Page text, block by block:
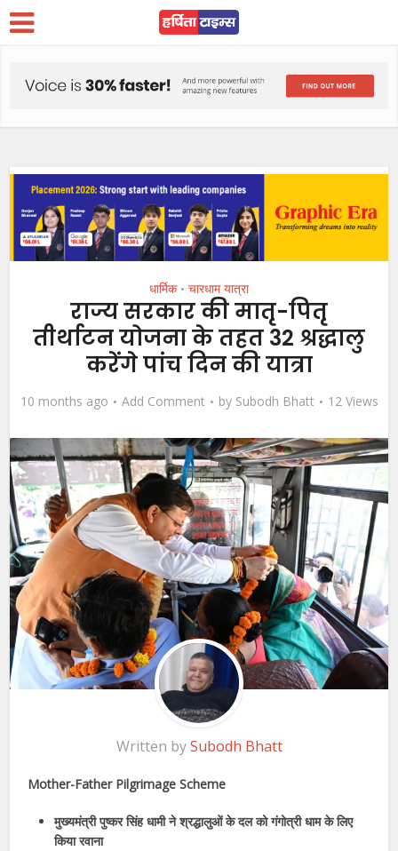
धार्मिक • चारधाम यात्रा
राज्य सरकार की मातृ-पितृ
तीर्थाटन योजना के तहत 32 श्रद्धालु
करेंगे पांच दिन की यात्रा
10 months ago Add Comment by Subodh Bhatt 12 Views
Written bySubodh Bhatt
Mother-Father Pilgrimage Scheme
मुख्यमंत्री पुष्कर सिंह धामी ने श्रद्धालुओं के दल को गंगोत्री धाम के लिए
किया रवाना